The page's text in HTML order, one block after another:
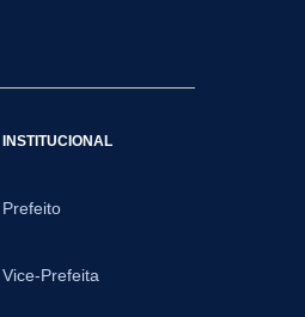
INSTITUCIONAL
Prefeito
Vice-Prefeita